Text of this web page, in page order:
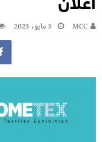
اعلان
MCC 3 مايو، 2023